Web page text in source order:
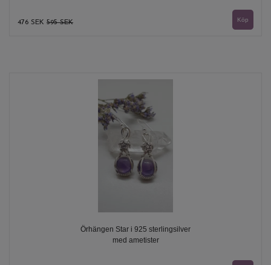
476 SEK 595 SEK
Örhängen Star i 925 sterlingsilver
med ametister